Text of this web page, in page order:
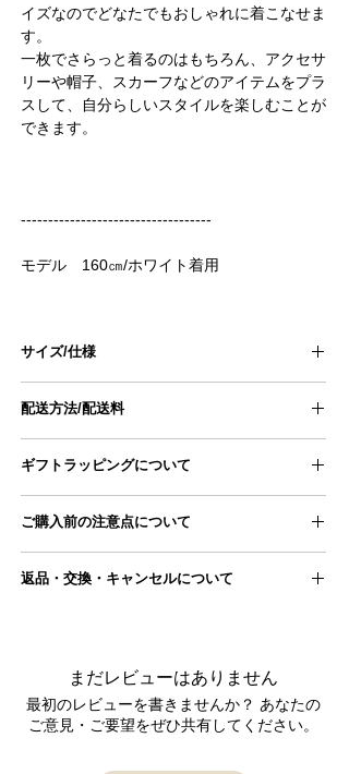
イズなのでどなたでもおしゃれに着こなせま
す。
一枚でさらっと着るのはもちろん、アクセサ
リーや帽子、スカーフなどのアイテムをプラ
スして、自分らしいスタイルを楽しむことが
できます。
-----------------------------------
モデル 160㎝/ホワイト着用
サイズ/仕様
size F
＊平置き、手採寸のため、若干サイズに誤差が
■ブランド : Season off
■生産 : 日本製
■素材 ：綿100％
配送方法/配送料
ヤマト運輸宅急便
■配送料
11,000円以上のため配送料無料となります
■配送スケジュール
ギフトラッピングについて
商品とご一緒にカートに追加ください。
ご購入前の注意点について
差が生じる場合がございます。
ご理解の上、ご注文をお願いいたします。
●実店舗と在庫を共有しておりますので、 シス
テムの仕様上、ご注文完了後に 在庫切れが発生
この場合、ご注文はキャンセルとさせて頂きま
返品・交換・キャンセルについて
返品交換が必要な場合は、到着後7日以内に
い合わせフォーム またはメールにてご連絡をお
願いいたします。
まだレビューはありません
最初のレビューを書きませんか？ あなたの
ご意見・ご要望をぜひ共有してください。